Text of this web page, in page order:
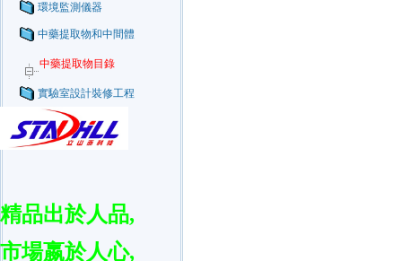
環境監測儀器
中藥提取物和中間體
中藥提取物目錄
實驗室設計裝修工程
精品出於人品,
市場嬴於人心,